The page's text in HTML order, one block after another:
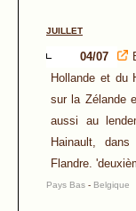
JUILLET
04/07
Hollande et du
sur la Zélande
aussi au
Hainault,
Flandre.
Pays Bas - Belgique